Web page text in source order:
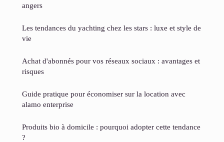
angers
Les tendances du yachting chez les stars : luxe et style de
vie
Achat d'abonnés pour vos réseaux sociaux : avantages et
risques
Guide pratique pour économiser sur la location avec
alamo enterprise
Produits bio à domicile : pourquoi adopter cette tendance
?